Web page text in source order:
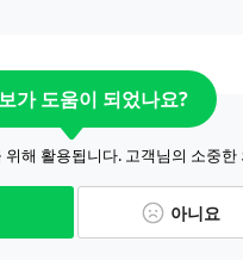
가 도움이 되었나요?
해 활용됩니다. 고객님의 소중
아니요